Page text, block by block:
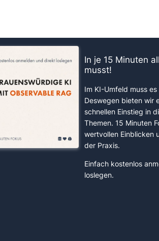
In je 15 Minuten
musst!
Im KI-Umfeld muss
Deswegen bieten wir
schnellen Einstieg in
Themen. 15 Minuten
wertvollen Einblicken
der Praxis.
Einfach kostenlos
loslegen.